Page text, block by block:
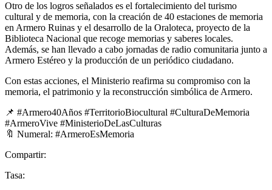
Otro de los logros señalados es el fortalecimiento del turismo
cultural y de memoria, con la creación de 40 estaciones de memoria
en Armero Ruinas y el desarrollo de la Oraloteca, proyecto de la
Biblioteca Nacional que recoge memorias y saberes locales.
Además, se han llevado a cabo jornadas de radio comunitaria junto a
Armero Estéreo y la producción de un periódico ciudadano.
Con estas acciones, el Ministerio reafirma su compromiso con la
memoria, el patrimonio y la reconstrucción simbólica de Armero.
📌 #Armero40Años #TerritorioBiocultural #CulturaDeMemoria
#ArmeroVive #MinisterioDeLasCulturas
🔖 Numeral: #ArmeroEsMemoria
Compartir:
Tasa: